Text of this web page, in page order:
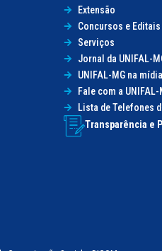
Extensão
Concursos e Editais
Serviços
Jornal da UNIFAL-
UNIFAL-MG na mídia
Fale com a UNIFAL-
Lista de Telefones
Transparência e